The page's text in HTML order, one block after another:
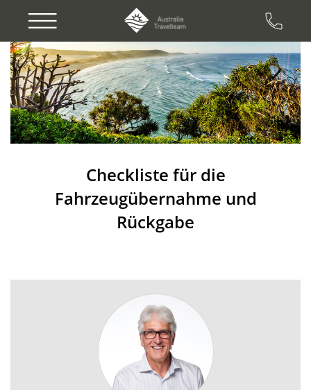
Previous Next
Checkliste für die
Fahrzeugübernahme und
Rückgabe